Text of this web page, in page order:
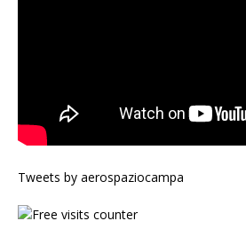
Tweets by aerospaziocampa